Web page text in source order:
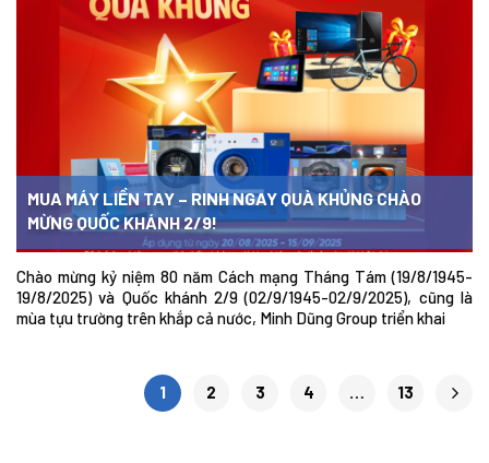
MUA MÁY LIỀN TAY – RINH NGAY QUÀ KHỦNG CHÀO
MỪNG QUỐC KHÁNH 2/9!
Chào mừng kỷ niệm 80 năm Cách mạng Tháng Tám (19/8/1945-
19/8/2025) và Quốc khánh 2/9 (02/9/1945-02/9/2025), cũng là
mùa tựu trường trên khắp cả nước, Minh Dũng Group triển khai
1 2 3 4 … 13